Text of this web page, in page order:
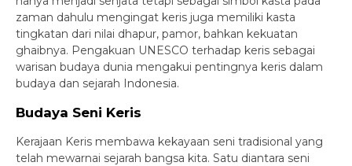
zaman dahulu mengingat keris juga memiliki kasta
tingkatan dari nilai dhapur, pamor, bahkan kekuatan
ghaibnya. Pengakuan UNESCO terhadap keris sebagai
warisan budaya dunia mengakui pentingnya keris dalam
budaya dan sejarah Indonesia.
Budaya Seni Keris
Kerajaan Keris membawa kekayaan seni tradisional yang
telah mewarnai sejarah bangsa kita. Satu diantara seni